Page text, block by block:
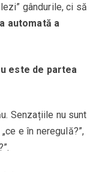
gândurile, ci să
automată a
este de partea
Senzațiile nu sunt
e în neregulă?”,